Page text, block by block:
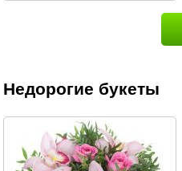
Недорогие букеты